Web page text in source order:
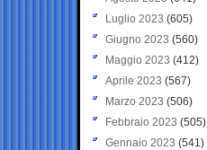
Luglio 2023 (605)
Giugno 2023 (560)
Maggio 2023 (412)
Aprile 2023 (567)
Marzo 2023 (506)
Febbraio 2023 (505)
Gennaio 2023 (541)